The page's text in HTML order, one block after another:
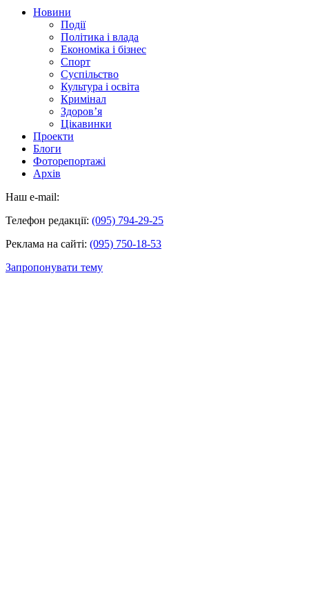
Новини
Події
Політика і влада
Економіка і бізнес
Спорт
Суспільство
Культура і освіта
Кримінал
Здоров’я
Цікавинки
Проекти
Блоги
Фоторепортажі
Архів
Наш e-mail:
Телефон редакції: (095) 794-29-25
Реклама на сайті: (095) 750-18-53
Запропонувати тему